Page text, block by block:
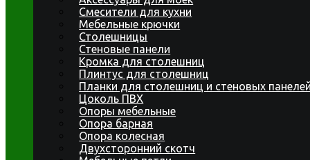
Смесители для кухни
Мебельные крючки
Столешницы
Стеновые панели
Кромка для столешниц
Плинтус для столешниц
Планки для столешниц и стеновых
Цоколь ПВХ
Опоры мебельные
Опора барная
Опора колесная
Двухсторонний скотч